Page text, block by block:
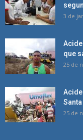
3 de
que
25 de
25 de